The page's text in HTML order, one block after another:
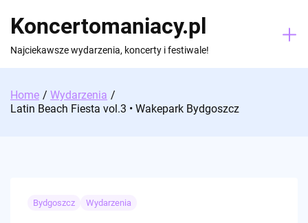
content
Koncertomaniacy.pl
Najciekawsze wydarzenia, koncerty i festiwale!
Home
Wydarzenia
Latin Beach Fiesta vol.3 • Wakepark Bydgoszcz
Bydgoszcz Wydarzenia